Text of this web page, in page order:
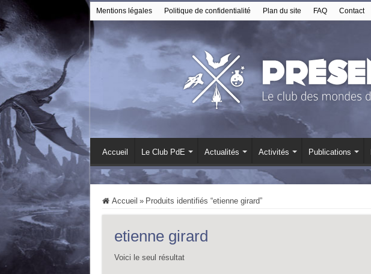
Mentions légales Politique de confidentialité Plan du site FAQ Contact
Accueil Le Club PdE Actualités Activités Publications
Accueil » Produits identifiés “etienne girard”
etienne girard
Voici le seul résultat